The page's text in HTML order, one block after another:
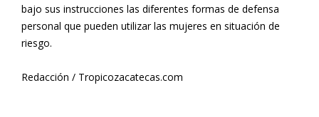
bajo sus instrucciones las diferentes formas de defensa
personal que pueden utilizar las mujeres en situación de
riesgo.
Redacción / Tropicozacatecas.com